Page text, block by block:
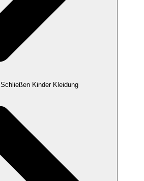
Schließen Kinder Kleidung